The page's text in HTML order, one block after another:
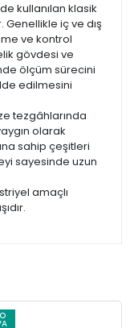
kullanılan klasik
iç ve dış
ve kontrol
gövdesi ve
ölçüm sürecini
edilmesini
tezgâhlarında
olarak
sahip çeşitleri
sayesinde uzun
amaçlı